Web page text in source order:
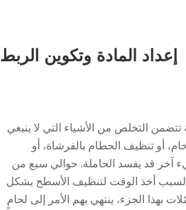
إعداد المادة وتكوين الربط
التخلص من الأشياء التي لا ينبغي
أو تنظيف الحطام بالفرشاة، أو
آخر قد يفسد الحاملة. حوالي سبع من
أخذ الوقت لتنظيف الأسطح بشكل
الجزء، ينتهي بهم الأمر إلى لحامٍ